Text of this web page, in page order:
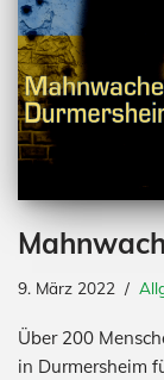
9. März 2022
Über 200
in Durmersheim